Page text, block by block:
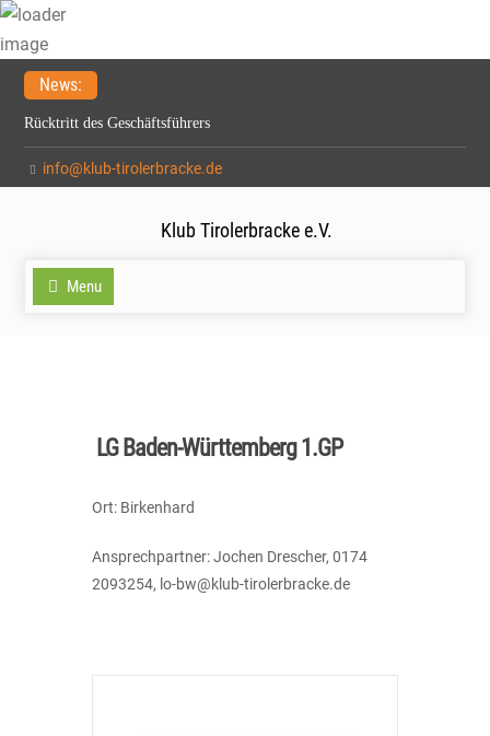
Skip
content
News:
Rücktritt des Geschäftsführers
Meldefrist zur Spezialzuchtschau verlängert auf 15.2.2026
21. Verbandsfährtenschuhprüfung
info@klub-tirolerbracke.de
Klub Tirolerbracke e.V.
Menu
LG Baden-Württemberg 1.GP
Ort: Birkenhard
Ansprechpartner: Jochen Drescher, 0174
2093254, lo-bw@klub-tirolerbracke.de